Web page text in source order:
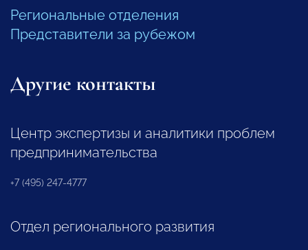
Региональные отделения
Представители за рубежом
Другие контакты
Центр экспертизы и аналитики проблем
предпринимательства
+7 (495) 247-4777
Отдел регионального развития